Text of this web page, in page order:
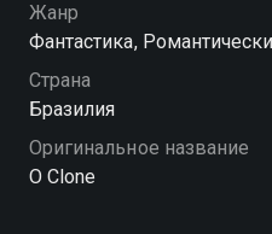
врач Альбьери, не может
идёт на отчаянный шаг —
человеческий клон.
об этом не должна выйти
последствия будут
смотрите онлайн в
Жанр
Фантастика,
Страна
Бразилия
Оригинальное название
O Clone